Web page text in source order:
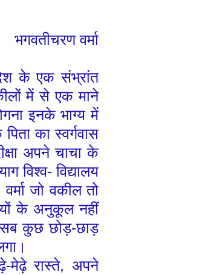
भगवतीचरण वर्मा
के एक संभ्रांत
में से एक माने
इनके भाग्य में
का स्वर्गवास
अपने चाचा के
विश्व- विद्यालय
जो वकील तो
के अनुकूल नहीं
कुछ छोड़-छाड़
मेढ़े रास्ते, अपने